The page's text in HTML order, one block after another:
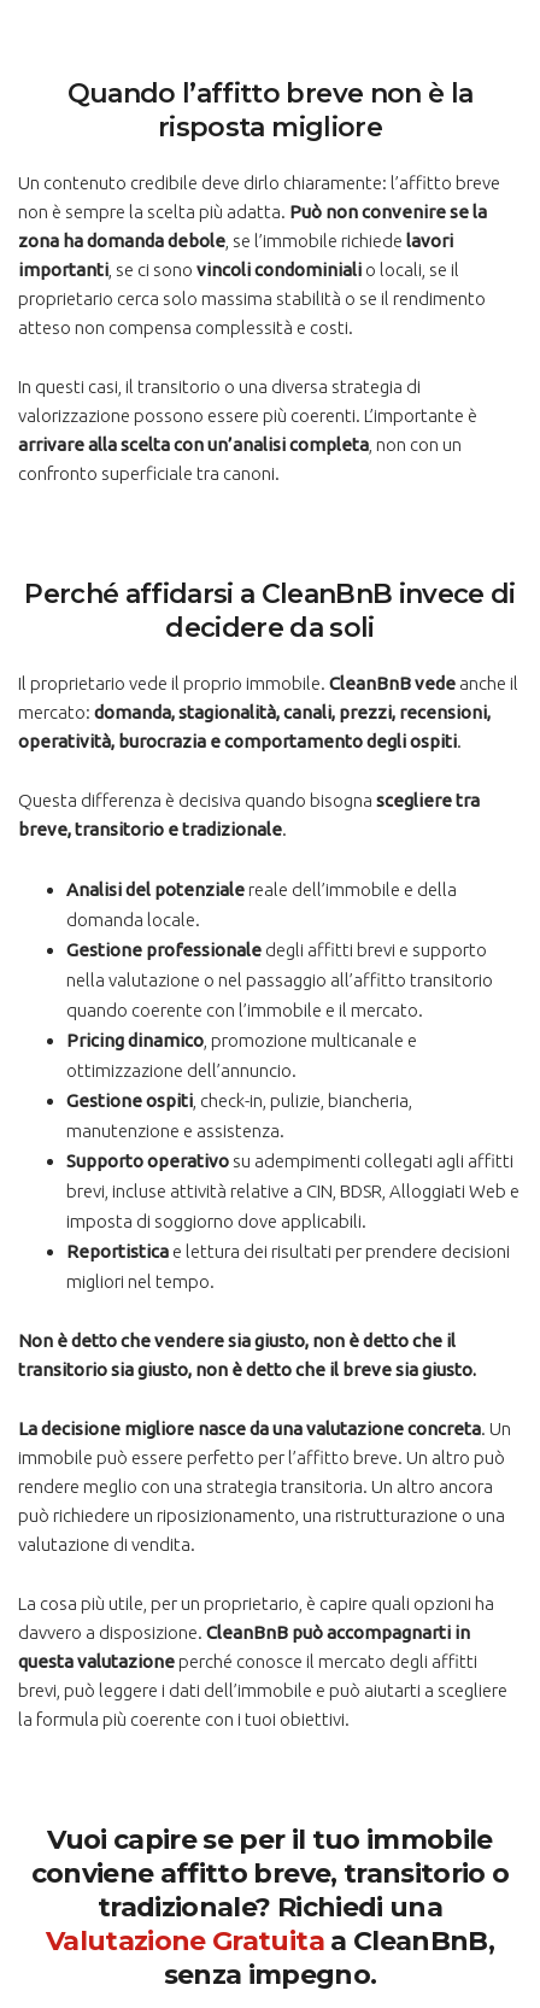
Quando l’affitto breve non è la
risposta migliore
Un contenuto credibile deve dirlo chiaramente: l’affitto breve
non è sempre la scelta più adatta. Può non convenire se la
zona ha domanda debole , se l’immobile richiede lavori
importanti , se ci sono vincoli condominiali o locali, se il
proprietario cerca solo massima stabilità o se il rendimento
atteso non compensa complessità e costi.
In questi casi, il transitorio o una diversa strategia di
valorizzazione possono essere più coerenti. L’importante è
arrivare alla scelta con un’analisi completa , non con un
confronto superficiale tra canoni.
Perché affidarsi a CleanBnB invece di
decidere da soli
Il proprietario vede il proprio immobile. CleanBnB vede anche il
mercato: domanda, stagionalità, canali, prezzi, recensioni,
operatività, burocrazia e comportamento degli ospiti.
Questa differenza è decisiva quando bisogna scegliere tra
breve, transitorio e tradizionale.
Analisi del potenzialereale dell’immobile e della
domanda locale.
Gestione professionale degli affitti brevi e supporto
nella valutazione o nel passaggio all’affitto transitorio
quando coerente con l’immobile e il mercato.
Pricing dinamico , promozione multicanale e
ottimizzazione dell’annuncio.
Gestione ospiti , check-in, pulizie, biancheria,
manutenzione e assistenza.
Supporto operativo su adempimenti collegati agli affitti
brevi, incluse attività relative a CIN, BDSR, Alloggiati Web e
imposta di soggiorno dove applicabili.
Reportistica e lettura dei risultati per prendere decisioni
migliori nel tempo.
Non è detto che vendere sia giusto, non è detto che il
transitorio sia giusto, non è detto che il breve sia giusto.
La decisione migliore nasce da una valutazione concreta. Un
immobile può essere perfetto per l’affitto breve. Un altro può
rendere meglio con una strategia transitoria. Un altro ancora
può richiedere un riposizionamento, una ristrutturazione o una
valutazione di vendita.
La cosa più utile, per un proprietario, è capire quali opzioni ha
davvero a disposizione. CleanBnB può accompagnarti in
questa valutazioneperché conosce il mercato degli affitti
brevi, può leggere i dati dell’immobile e può aiutarti a scegliere
la formula più coerente con i tuoi obiettivi.
Vuoi capire se per il tuo immobile
conviene affitto breve, transitorio o
tradizionale? Richiedi una
Valutazione Gratuitaa CleanBnB,
senza impegno.